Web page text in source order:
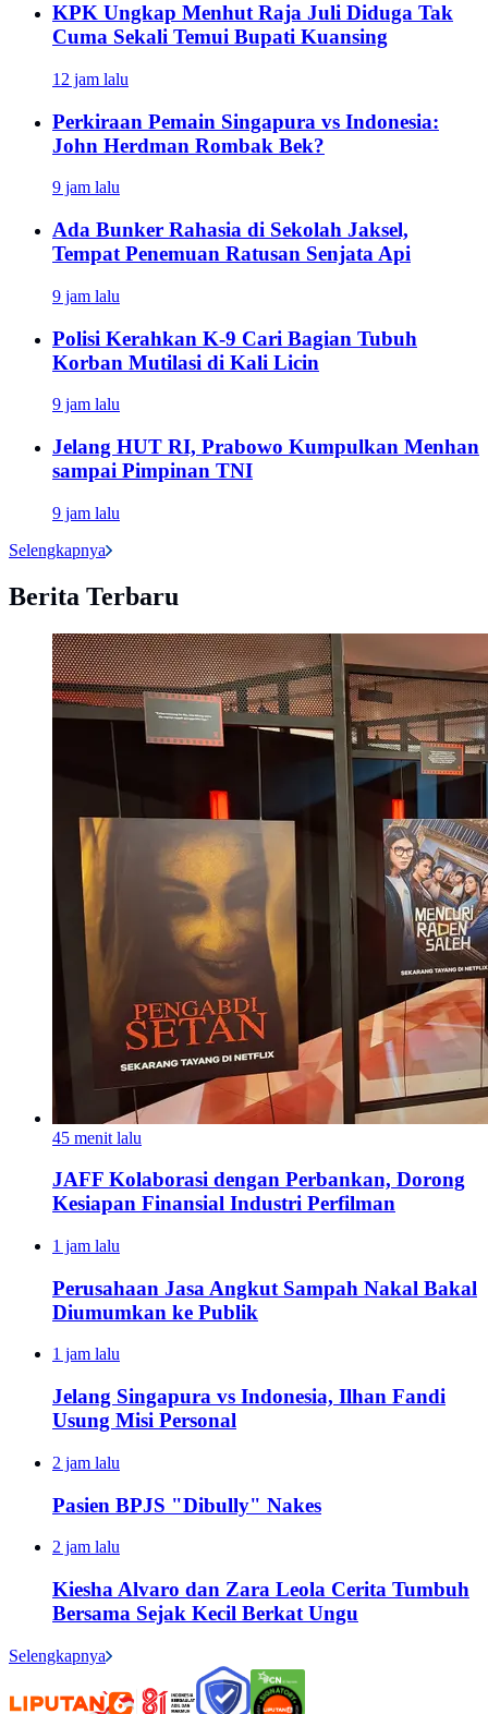
KPK Ungkap Menhut Raja Juli Diduga Tak
Cuma Sekali Temui Bupati Kuansing
12 jam lalu
Perkiraan Pemain Singapura vs Indonesia:
John Herdman Rombak Bek?
9 jam lalu
Ada Bunker Rahasia di Sekolah Jaksel,
Tempat Penemuan Ratusan Senjata Api
9 jam lalu
Polisi Kerahkan K-9 Cari Bagian Tubuh
Korban Mutilasi di Kali Licin
9 jam lalu
Jelang HUT RI, Prabowo Kumpulkan Menhan
sampai Pimpinan TNI
9 jam lalu
Selengkapnya
Berita Terbaru
45 menit lalu
JAFF Kolaborasi dengan Perbankan, Dorong
Kesiapan Finansial Industri Perfilman
1 jam lalu
Perusahaan Jasa Angkut Sampah Nakal Bakal
Diumumkan ke Publik
1 jam lalu
Jelang Singapura vs Indonesia, Ilhan Fandi
Usung Misi Personal
2 jam lalu
Pasien BPJS "Dibully" Nakes
2 jam lalu
Kiesha Alvaro dan Zara Leola Cerita Tumbuh
Bersama Sejak Kecil Berkat Ungu
Selengkapnya